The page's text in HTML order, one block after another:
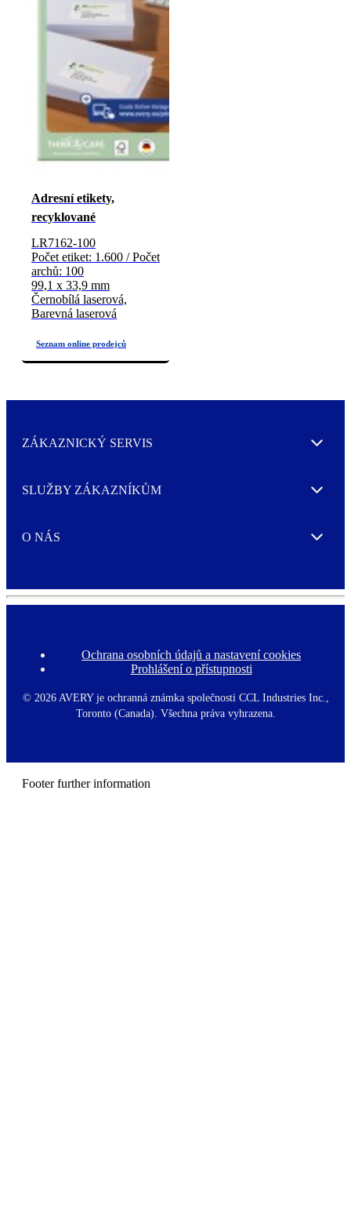
Adresní etikety,
recyklované
LR7162-100
Počet etiket: 1.600 / Počet
archů: 100
99,1 x 33,9 mm
Černobílá laserová,
Barevná laserová
ZÁKAZNICKÝ SERVIS Expand
SLUŽBY ZÁKAZNÍKŮM Expand
O NÁS Expand
F
o
t
e
Ochrana osobních údajů a nastavení cookies
Prohlášení o přístupnosti
© 2026 AVERY je ochranná známka společnosti CCL Industries Inc.,
Toronto (Canada). Všechna práva vyhrazena.
Footer further information